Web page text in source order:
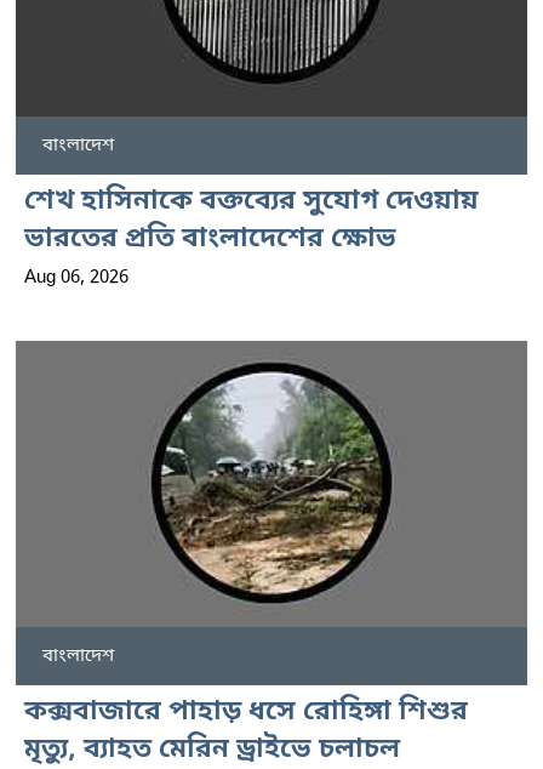
বাংলাদেশ
শেখ হাসিনাকে বক্তব্যের সুযোগ দেওয়ায়
ভারতের প্রতি বাংলাদেশের ক্ষোভ
Aug 06, 2026
বাংলাদেশ
কক্সবাজারে পাহাড় ধসে রোহিঙ্গা শিশুর
মৃত্যু, ব্যাহত মেরিন ড্রাইভে চলাচল